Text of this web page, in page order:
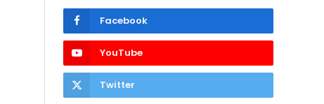
Facebook
YouTube
Twitter